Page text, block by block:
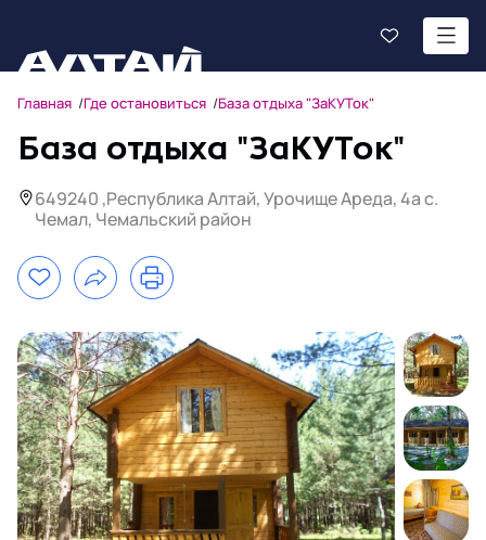
Главная Где остановиться База отдыха "ЗаКУТок"
База отдыха "ЗаКУТок"
649240 ,Республика Алтай, Урочище Ареда, 4а с.
Чемал, Чемальский район